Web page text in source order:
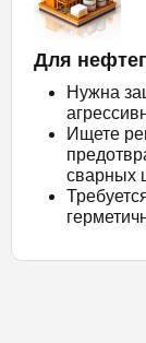
Для
Нужна
Ищете
сварных